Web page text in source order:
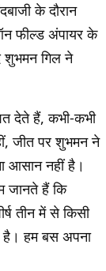
के दौरान
फील्ड अंपायर के
शुभमन गिल ने
देते हैं, कभी-कभी
जीत पर शुभमन ने
आसान नहीं है।
जानते हैं कि
तीन में से किसी
है। हम बस अपना